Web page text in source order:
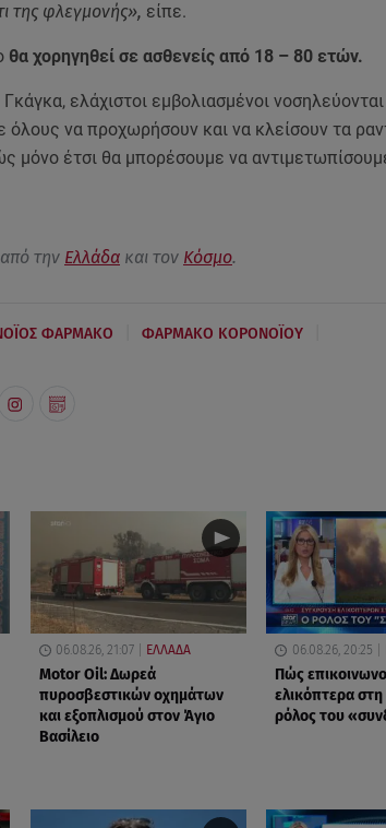
της φλεγμονής», είπε.
θα χορηγηθεί σε ασθενείς από 18 – 80 ετών.
ελάχιστοι εμβολιασμένοι
όλους να προχωρήσουν και να κλείσουν τα
μόνο έτσι θα μπορέσουμε να
την Ελλάδακαι τον Κόσμο.
ΦΑΡΜΑΚΟ ΦΑΡΜΑΚΟ ΚΟΡΟΝΟΪΟΥ
06.08.26, 21:07 ΕΛΛΑΔΑ
Motor Oil: Δωρεά
πυροσβεστικών οχημάτων
και εξοπλισμού στον Άγιο
Βασίλειο
06.08.26, 20:25
Πώς
ελικόπτερα
ρόλος του